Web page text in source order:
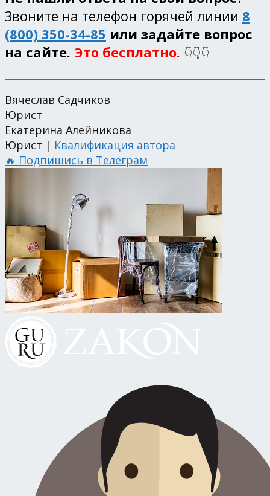
Звоните на телефон горячей линии 8
(800) 350-34-85 или задайте вопрос
на сайте. Это бесплатно. 👇👇👇
Вячеслав Садчиков
Юрист
Екатерина Алейникова
Юрист | Квалификация автора
🔥 Подпишись в Телеграм